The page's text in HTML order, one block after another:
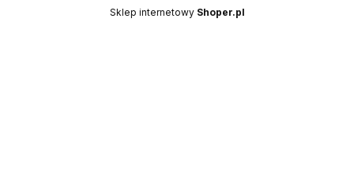
Sklep internetowy Shoper.pl